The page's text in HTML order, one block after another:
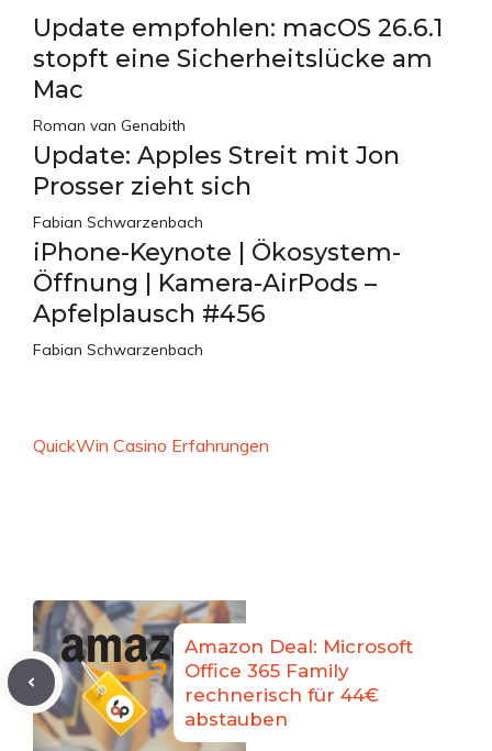
Update empfohlen: macOS 26.6.1
stopft eine Sicherheitslücke am
Mac
Roman van Genabith
Update: Apples Streit mit Jon
Prosser zieht sich
Fabian Schwarzenbach
iPhone-Keynote | Ökosystem-
Öffnung | Kamera-AirPods –
Apfelplausch #456
Fabian Schwarzenbach
QuickWin Casino Erfahrungen
Amazon Deal: Microsoft
Office 365 Family
rechnerisch für 44€
abstauben